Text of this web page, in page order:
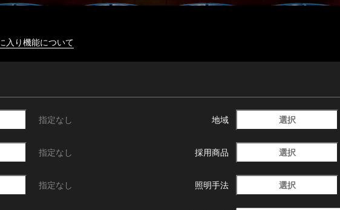
入り機能について
指定なし 地域 選択
指定なし 採用商品 選択
指定なし 照明手法 選択